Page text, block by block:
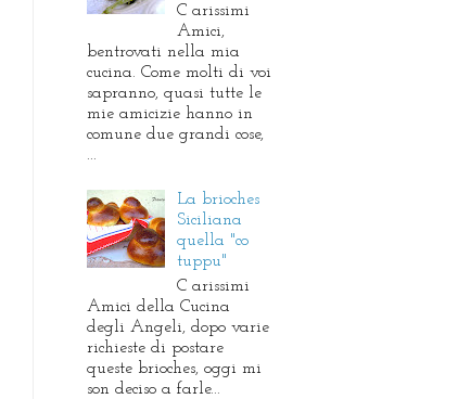
C arissimi
Amici,
bentrovati nella mia
cucina. Come molti di voi
sapranno, quasi tutte le
mie amicizie hanno in
comune due grandi cose,
...
La brioches
Siciliana
quella "co
tuppu"
C arissimi
Amici della Cucina
degli Angeli, dopo varie
richieste di postare
queste brioches, oggi mi
son deciso a farle...